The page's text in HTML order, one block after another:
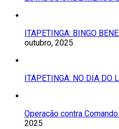
ITAPETINGA: BINGO
outubro, 2025
ITAPETINGA: NO DIA DO
Operação contra
2025